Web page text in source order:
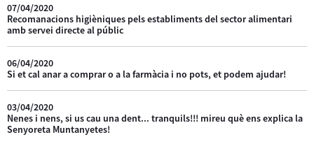
07/04/2020
Recomanacions higièniques pels establiments del sector alimentari
amb servei directe al públic
06/04/2020
Si et cal anar a comprar o a la farmàcia i no pots, et podem ajudar!
03/04/2020
Nenes i nens, si us cau una dent... tranquils!!! mireu què ens explica la
Senyoreta Muntanyetes!